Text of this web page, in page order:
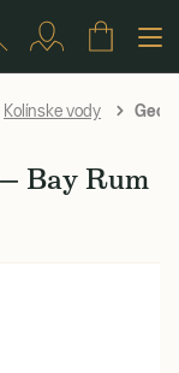
Kolínske vody Geo.
Bay Rum